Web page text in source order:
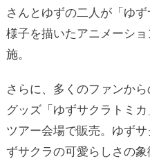
さんとゆずの二人が「ゆ
様子を描いたアニメーシ
施。
さらに、多くのファンか
グッズ「ゆずサクラトミ
ツアー会場で販売。ゆず
ずサクラの可愛らしさの